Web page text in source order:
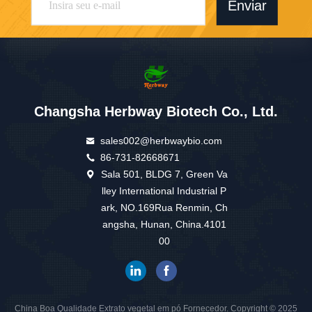
Enviar
Changsha Herbway Biotech Co., Ltd.
sales002@herbwaybio.com
86-731-82668671
Sala 501, BLDG 7, Green Va
lley International Industrial P
ark, NO.169Rua Renmin, Ch
angsha, Hunan, China.4101
00
China Boa Qualidade Extrato vegetal em pó Fornecedor. Copyright © 2025